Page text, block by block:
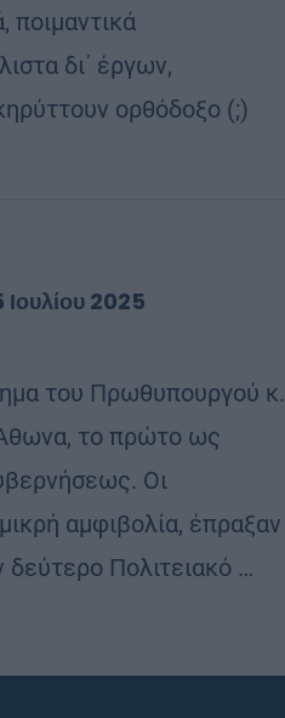
ποιμαντικά
δι΄ έργων,
ορθόδοξο (;)
Ιουλίου 2025
του Πρωθυπουργού κ.
το πρώτο ως
Οι
αμφιβολία, έπραξαν
δεύτερο Πολιτειακό …